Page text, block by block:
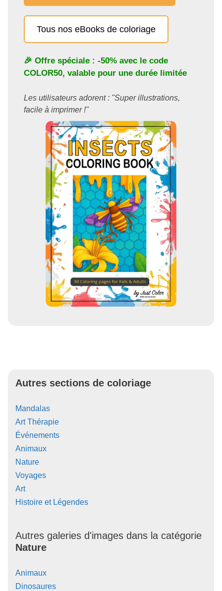
Tous nos eBooks de coloriage
🎉 Offre spéciale : -50% avec le code
COLOR50, valable pour une durée limitée
Les utilisateurs adorent : "Super illustrations,
facile à imprimer !"
Autres sections de coloriage
Mandalas
Art Thérapie
Événements
Animaux
Nature
Voyages
Art
Histoire et Légendes
Autres galeries d'images dans la catégorie
Nature
Animaux
Dinosaures